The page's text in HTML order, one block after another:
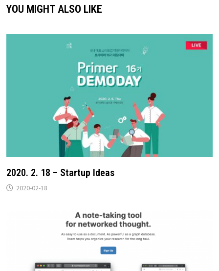
YOU MIGHT ALSO LIKE
2020. 2. 18 – Startup Ideas
2020-02-18